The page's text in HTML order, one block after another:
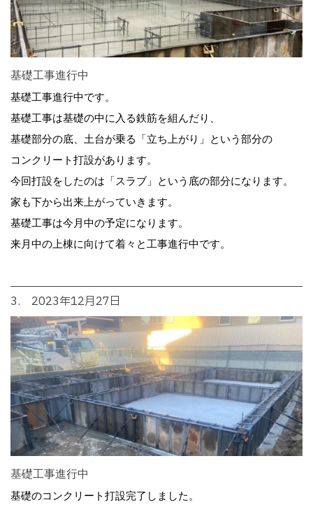
基礎工事進行中
基礎工事進行中です。
基礎工事は基礎の中に入る鉄筋を組んだり、
基礎部分の底、土台が乗る「立ち上がり」という部分の
コンクリート打設があります。
今回打設をしたのは「スラブ」という底の部分になります。
家も下から出来上がっていきます。
基礎工事は今月中の予定になります。
来月中の上棟に向けて着々と工事進行中です。
3. 2023年12月27日
基礎工事進行中
基礎のコンクリート打設完了しました。